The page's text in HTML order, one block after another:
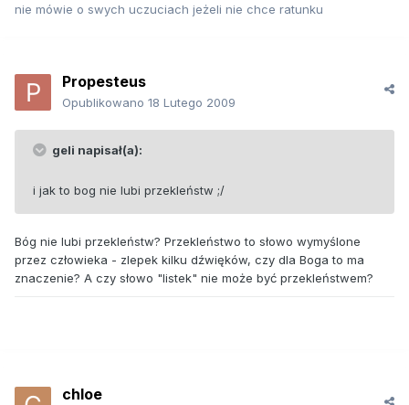
nie mówie o swych uczuciach jeżeli nie chce ratunku
Propesteus
Opublikowano 18 Lutego 2009
geli napisał(a):
i jak to bog nie lubi przekleństw ;/
Bóg nie lubi przekleństw? Przekleństwo to słowo wymyślone
przez człowieka - zlepek kilku dźwięków, czy dla Boga to ma
znaczenie? A czy słowo "listek" nie może być przekleństwem?
chloe